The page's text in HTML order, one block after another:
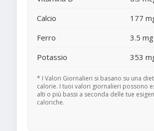
Calcio
177
Ferro
3.5 mg
Potassio
353
* I Valori Giornalieri si basano su una
calorie. I tuoi valori giornalieri possono
alti o più bassi a seconda delle tue
caloriche.